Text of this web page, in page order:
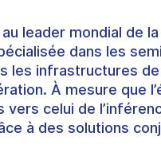
leader mondial de
dans les
les infrastructures
À mesure que
vers celui de
à des solutions